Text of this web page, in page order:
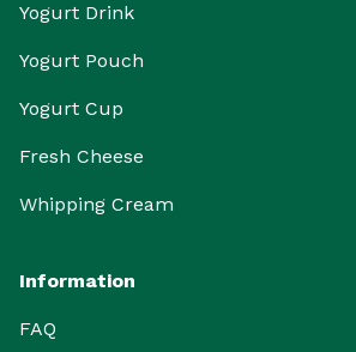
Yogurt Drink
Yogurt Pouch
Yogurt Cup
Fresh Cheese
Whipping Cream
Information
FAQ